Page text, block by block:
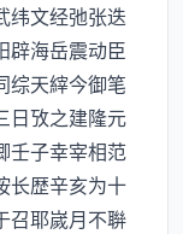
纬文经弛张迭
辟海岳震动臣
综天縡今御笔
日攷之建隆元
壬子幸宰相范
长歴辛亥为十
召耶嵗月不聨